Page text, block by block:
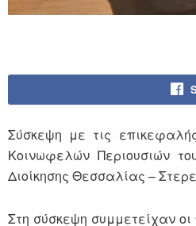
Σύσκεψη με τις
Κοινωφελών Περιουσιών
Διοίκησης Θεσσαλίας –
Στη σύσκεψη συμμετείχαν